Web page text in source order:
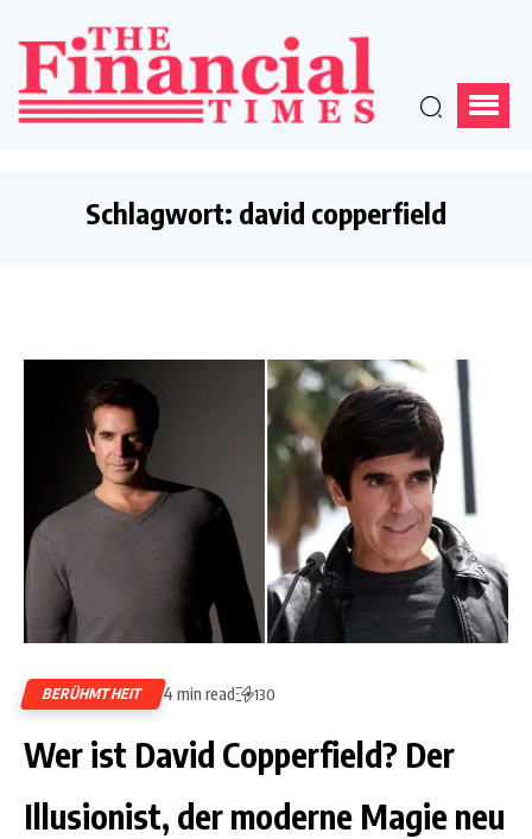
Schlagwort: david copperfield
BERÜHMTHEIT 4 min read 130
Wer ist David Copperfield? Der
Illusionist, der moderne Magie neu